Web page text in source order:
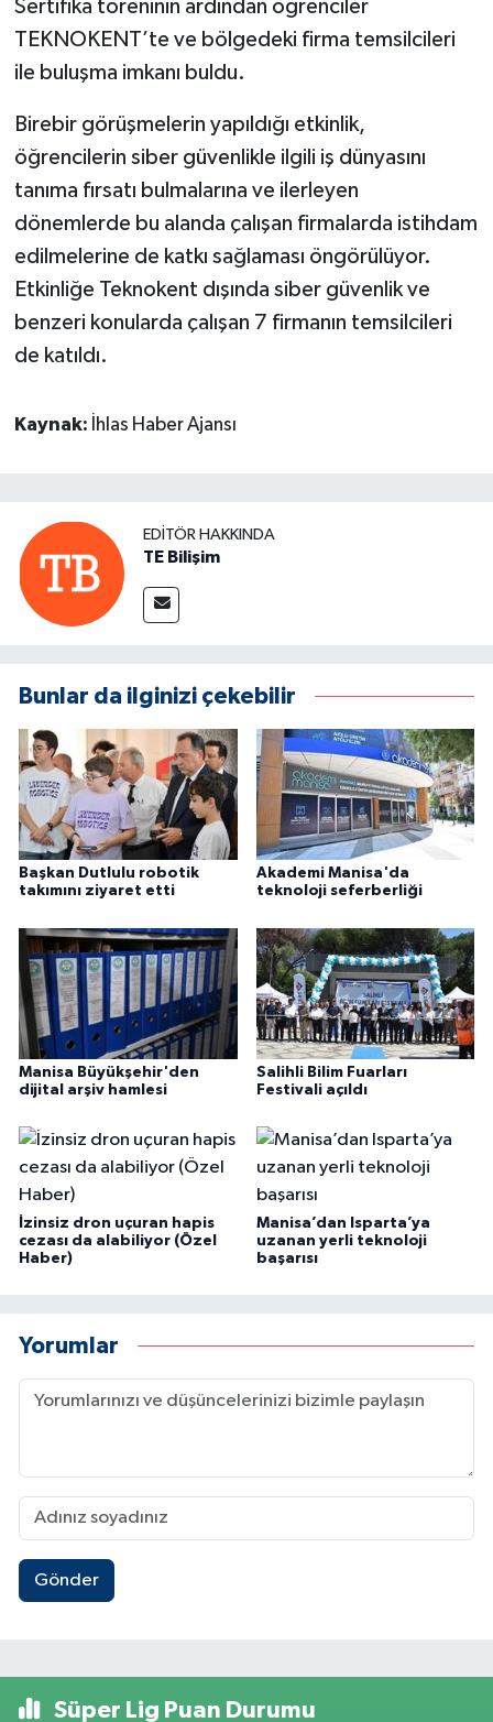
Sertifika töreninin ardından öğrenciler
TEKNOKENT’te ve bölgedeki firma temsilcileri
ile buluşma imkanı buldu.
Birebir görüşmelerin yapıldığı etkinlik,
öğrencilerin siber güvenlikle ilgili iş dünyasını
tanıma fırsatı bulmalarına ve ilerleyen
dönemlerde bu alanda çalışan firmalarda istihdam
edilmelerine de katkı sağlaması öngörülüyor.
Etkinliğe Teknokent dışında siber güvenlik ve
benzeri konularda çalışan 7 firmanın temsilcileri
de katıldı.
Kaynak: İhlas Haber Ajansı
EDITÖR HAKKINDA
TE Bilişim
Bunlar da ilginizi çekebilir
Başkan Dutlulu robotik
takımını ziyaret etti
Akademi Manisa'da
teknoloji seferberliği
Manisa Büyükşehir'den
dijital arşiv hamlesi
Salihli Bilim Fuarları
Festivali açıldı
İzinsiz dron uçuran hapis
cezası da alabiliyor (Özel
Haber)
Manisa’dan Isparta’ya
uzanan yerli teknoloji
başarısı
Yorumlar
Gönder
Süper Lig Puan Durumu